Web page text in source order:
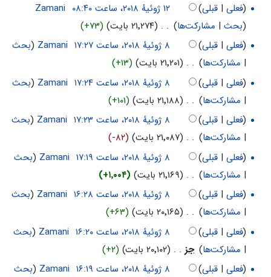
(فعلی| قبلی)
Zamani
(بحث| مشارکت‌ها)
. . (۲۱٬۲۷۴ بایت)
(+۷۳)
(فعلی| قبلی)
‏
Zamani
(بحث
| مشارکت‌ها)
. . (۲۱٬۲۰۱ بایت)
(+۱۳)
(فعلی| قبلی)
‏
Zamani
(بحث
| مشارکت‌ها)
. . (۲۱٬۱۸۸ بایت)
(+۱۰۱)
(فعلی| قبلی)
‏
Zamani
(بحث
| مشارکت‌ها)
. . (۲۱٬۰۸۷ بایت)
(-۸۲)
(فعلی| قبلی)
‏
Zamani
(بحث
| مشارکت‌ها)
. . (۲۱٬۱۶۹ بایت)
(+۱٬۰۰۴)
(فعلی| قبلی)
‏
Zamani
(بحث
| مشارکت‌ها)
. . (۲۰٬۱۶۵ بایت)
(+۶۳)
(فعلی| قبلی)
‏
Zamani
(بحث
| مشارکت‌ها)
‏جز . . (۲۰٬۱۰۲ بایت)
(+۲)
(فعلی| قبلی)
‏
Zamani
(بحث